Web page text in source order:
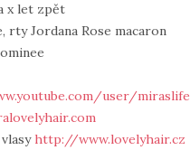
x let zpět
rty Jordana Rose macaron
user/miraslife
http://www.lovelyhair.cz